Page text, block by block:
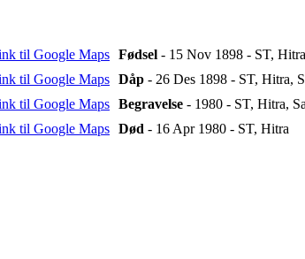
Fødsel - 15 Nov 1898 - ST,
Dåp - 26 Des 1898 - ST, Hitra,
Begravelse - 1980 - ST, Hitra,
Død - 16 Apr 1980 - ST, Hitra